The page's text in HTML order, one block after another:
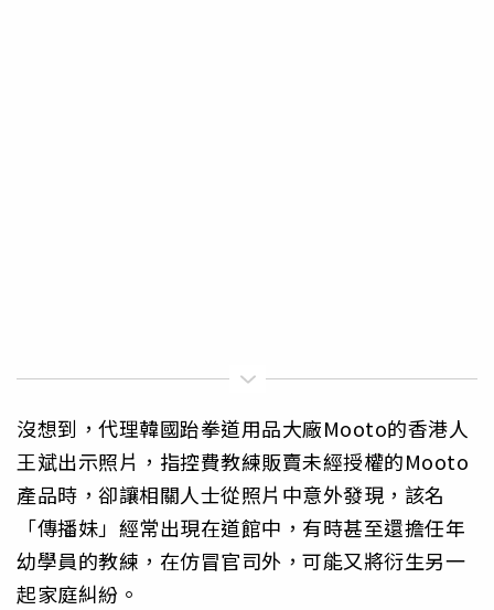
沒想到，代理韓國跆拳道用品大廠Mooto的香港人
王斌出示照片，指控費教練販賣未經授權的Mooto
產品時，卻讓相關人士從照片中意外發現，該名
「傳播妹」經常出現在道館中，有時甚至還擔任年
幼學員的教練，在仿冒官司外，可能又將衍生另一
起家庭糾紛。